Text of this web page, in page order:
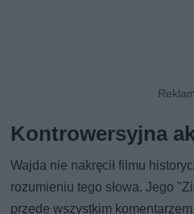
Kontrowersyjna
Wajda nie nakręcił filmu
rozumieniu tego słowa. Jego
przede wszystkim